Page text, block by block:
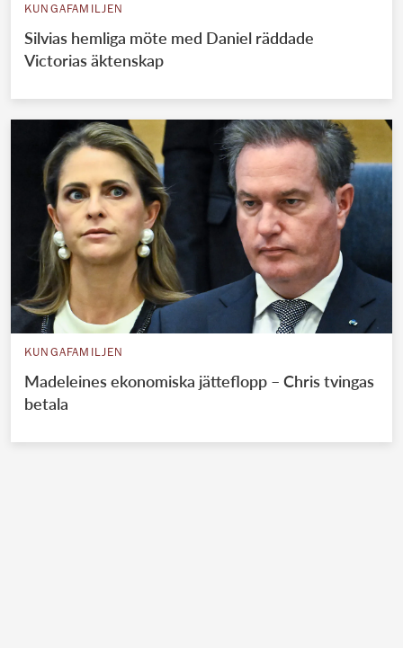
KUNGAFAMILJEN
Silvias hemliga möte med Daniel räddade
Victorias äktenskap
KUNGAFAMILJEN
Madeleines ekonomiska jätteflopp – Chris tvingas
betala